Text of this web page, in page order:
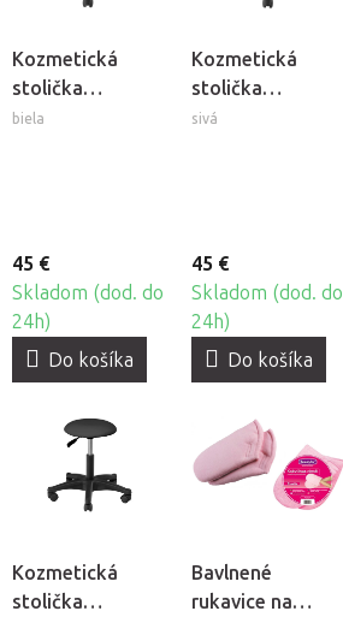
Kozmetická
stolička
BeautyOne
biela
45 €
Skladom (dod. do
24h)
Do košíka
Kozmetická
stolička
BeautyOne
sivá
45 €
Skladom (dod. do
24h)
Do košíka
Kozmetická
stolička
Bavlnené
rukavice na